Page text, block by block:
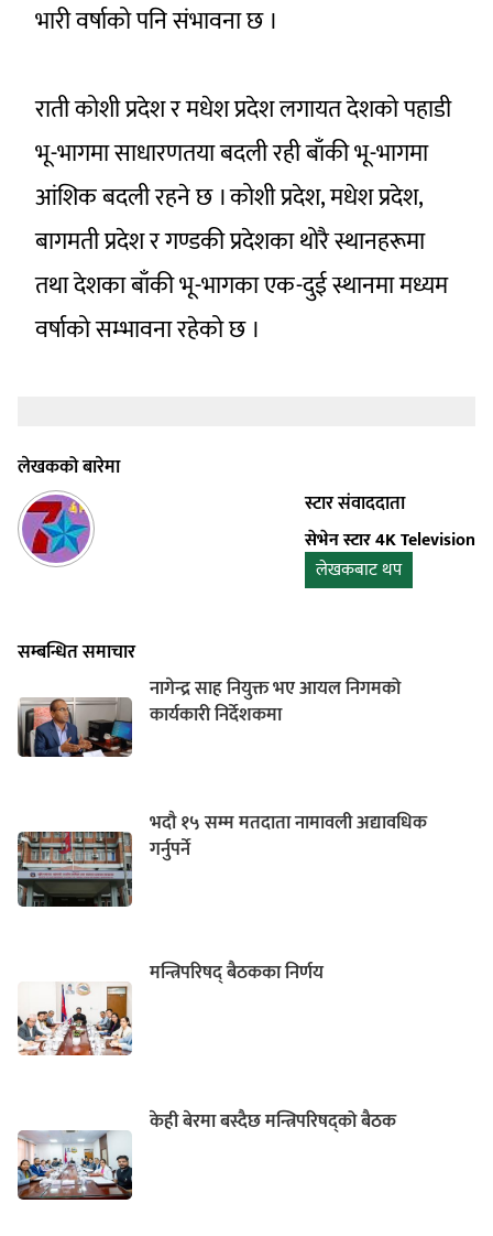
भारी वर्षाको पनि संभावना छ ।
राती कोशी प्रदेश र मधेश प्रदेश लगायत देशको पहाडी
भू-भागमा साधारणतया बदली रही बाँकी भू-भागमा
आंशिक बदली रहने छ । कोशी प्रदेश, मधेश प्रदेश,
बागमती प्रदेश र गण्डकी प्रदेशका थोरै स्थानहरूमा
तथा देशका बाँकी भू-भागका एक-दुई स्थानमा मध्यम
वर्षाको सम्भावना रहेको छ ।
लेखकको बारेमा
स्टार संवाददाता
सेभेन स्टार 4K Television
लेखकबाट थप
सम्बन्धित समाचार
नागेन्द्र साह नियुक्त भए आयल निगमको
कार्यकारी निर्देशकमा
भदौ १५ सम्म मतदाता नामावली अद्यावधिक
गर्नुपर्ने
मन्त्रिपरिषद् बैठकका निर्णय
केही बेरमा बस्दैछ मन्त्रिपरिषद्को बैठक